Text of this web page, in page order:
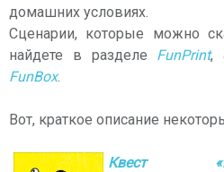
домашних условиях.
Сценарии, которые можно
найдете в разделе FunPrint,
FunBox.
Вот, краткое описание
Квест